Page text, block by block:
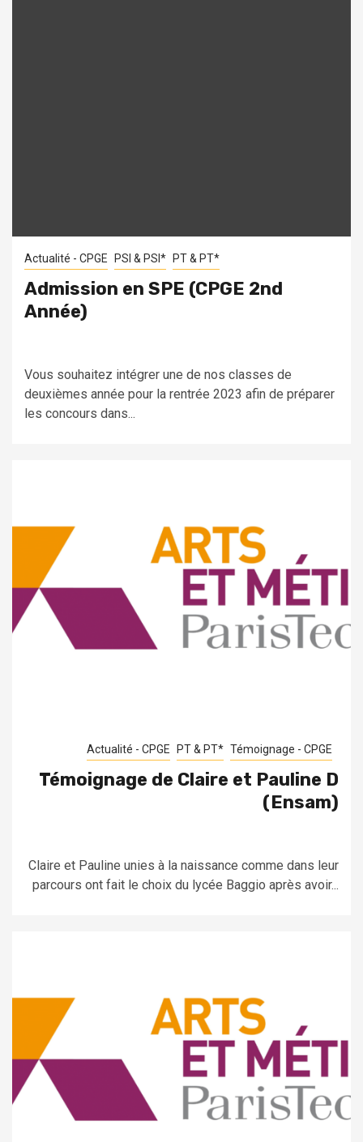
Actualité - CPGE PSI & PSI* PT & PT*
Admission en SPE (CPGE 2nd
Année)
Vous souhaitez intégrer une de nos classes de
deuxièmes année pour la rentrée 2023 afin de préparer
les concours dans...
Actualité - CPGE PT & PT* Témoignage - CPGE
Témoignage de Claire et Pauline D
(Ensam)
Claire et Pauline unies à la naissance comme dans leur
parcours ont fait le choix du lycée Baggio après avoir...